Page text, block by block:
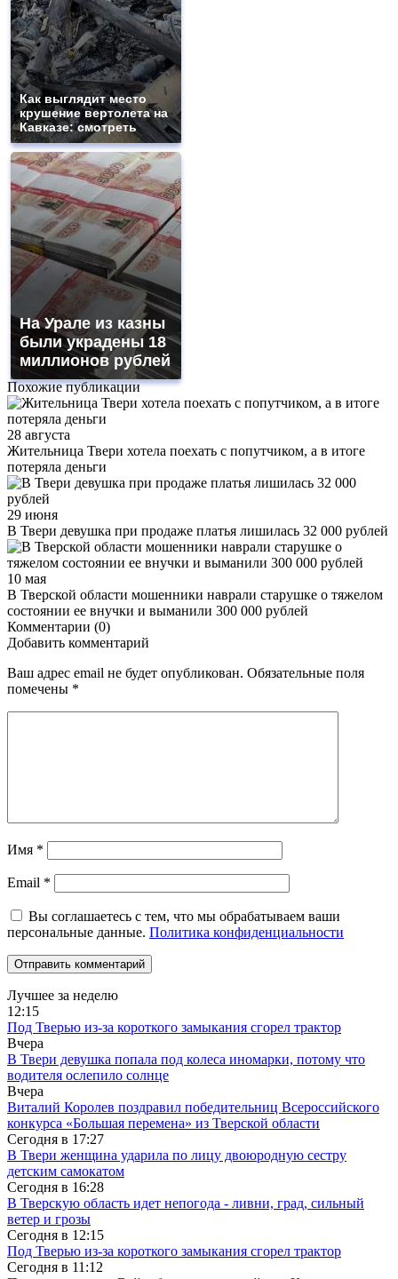
Как выглядит место
крушение вертолета на
Кавказе: смотреть
На Урале из казны
были украдены 18
миллионов рублей
Похожие публикации
28 августа
Жительница Твери хотела поехать с попутчиком, а в итоге
потеряла деньги
29 июня
В Твери девушка при продаже платья лишилась 32 000 рублей
10 мая
В Тверской области мошенники наврали старушке о тяжелом
состоянии ее внучки и выманили 300 000 рублей
Комментарии (0)
Добавить комментарий
Ваш адрес email не будет опубликован. Обязательные поля
помечены *
Имя *
Email *
Вы соглашаетесь с тем, что мы обрабатываем ваши
персональные данные. Политика конфиденциальности
Лучшее за неделю
12:15
Под Тверью из-за короткого замыкания сгорел трактор
Вчера
В Твери девушка попала под колеса иномарки, потому что
водителя ослепило солнце
Вчера
Виталий Королев поздравил победительниц Всероссийского
конкурса «Большая перемена» из Тверской области
Сегодня в 17:27
В Твери женщина ударила по лицу двоюродную сестру
детским самокатом
Сегодня в 16:28
В Тверскую область идет непогода - ливни, град, сильный
ветер и грозы
Сегодня в 12:15
Под Тверью из-за короткого замыкания сгорел трактор
Сегодня в 11:12